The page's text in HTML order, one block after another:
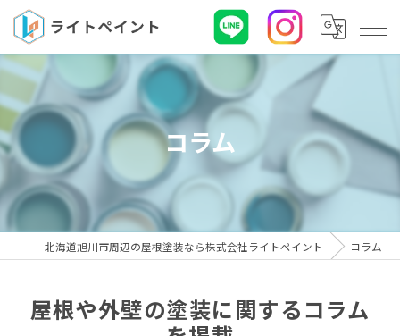
コラム
北海道旭川市周辺の屋根塗装なら株式会社ライトペイント コラム
屋根や外壁の塗装に関するコラム